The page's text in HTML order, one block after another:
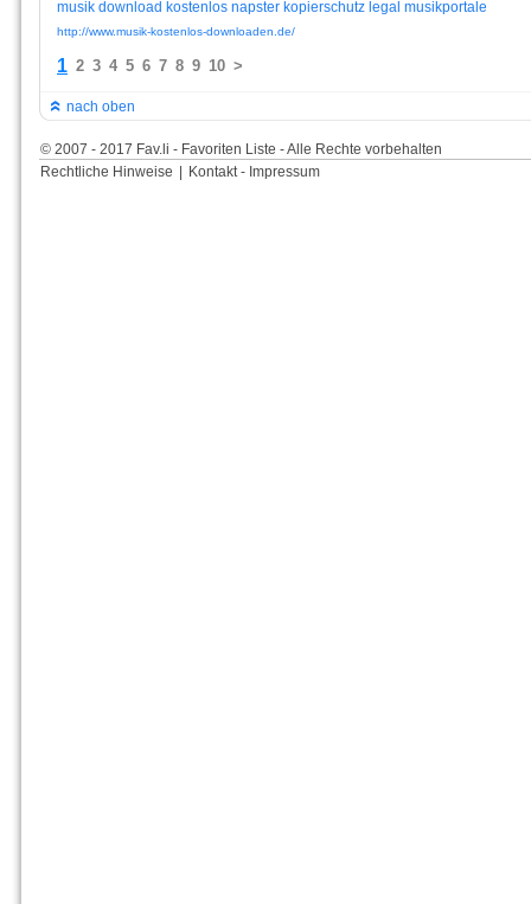
musik download kostenlos napster kopierschutz legal musikportale
http://www.musik-kostenlos-downloaden.de/
1 2 3 4 5 6 7 8 9 10 >
nach oben
© 2007 - 2017 Fav.li - Favoriten Liste - Alle Rechte vorbehalten
Rechtliche Hinweise
Kontakt - Impressum